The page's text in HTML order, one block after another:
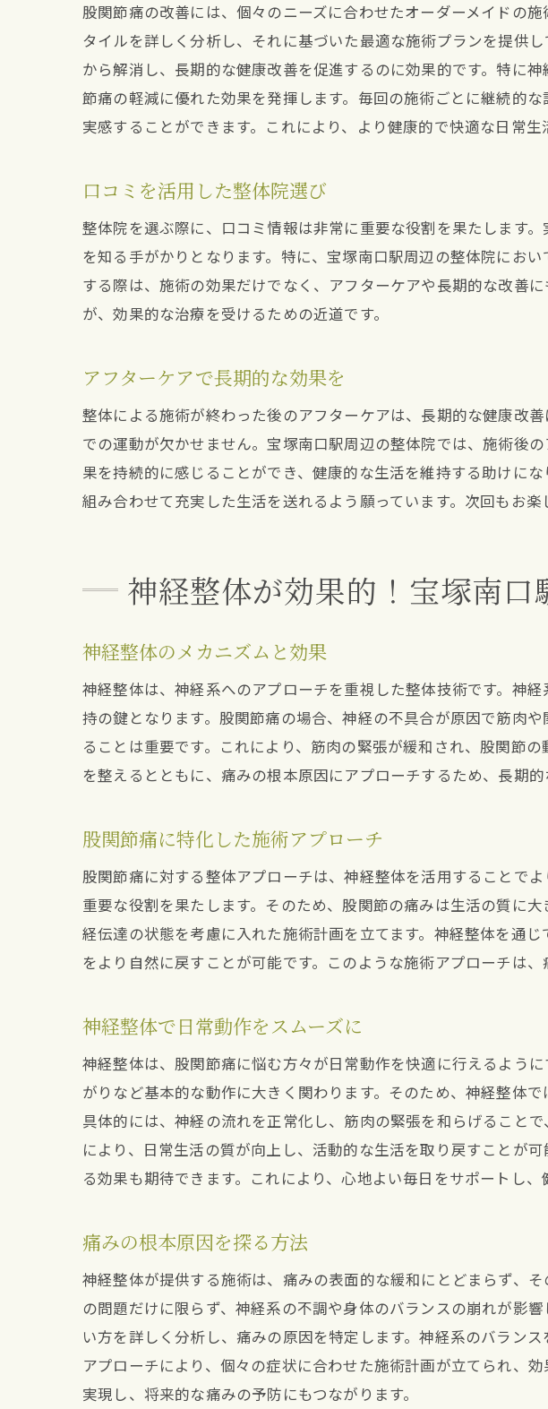
実際の体験談か
口コミで見る整
整体院選びの際
良い口コミと悪
整体院選びで確
股関節痛に特化
選ばれる整体院
神経整体の力宝塚南
神経整体で期待
神経整体の施術
痛みの緩和に向
施術者との信頼
長期的な痛み緩
整体と共に改善
セルフケアとプ
整体の施術と栄
股関節痛の改善には、個々のニーズに合わせたオーダーメイドの
タイルを詳しく分析し、それに基づいた最適な施術プランを提供
から解消し、長期的な健康改善を促進するのに効果的です。特に
節痛の軽減に優れた効果を発揮します。毎回の施術ごとに継続的
実感することができます。これにより、より健康的で快適な日常生
口コミを活用した整体院選び
整体院を選ぶ際に、口コミ情報は非常に重要な役割を果たします
を知る手がかりとなります。特に、宝塚南口駅周辺の整体院にお
する際は、施術の効果だけでなく、アフターケアや長期的な改善
が、効果的な治療を受けるための近道です。
アフターケアで長期的な効果を
整体による施術が終わった後のアフターケアは、長期的な健康改
での運動が欠かせません。宝塚南口駅周辺の整体院では、施術後
果を持続的に感じることができ、健康的な生活を維持する助けに
組み合わせて充実した生活を送れるよう願っています。次回もお楽
神経整体が効果的！宝塚南
神経整体のメカニズムと効果
神経整体は、神経系へのアプローチを重視した整体技術です。神
持の鍵となります。股関節痛の場合、神経の不具合が原因で筋肉
ることは重要です。これにより、筋肉の緊張が緩和され、股関節
を整えるとともに、痛みの根本原因にアプローチするため、長期
股関節痛に特化した施術アプローチ
股関節痛に対する整体アプローチは、神経整体を活用することで
重要な役割を果たします。そのため、股関節の痛みは生活の質に
経伝達の状態を考慮に入れた施術計画を立てます。神経整体を通
をより自然に戻すことが可能です。このような施術アプローチは
神経整体で日常動作をスムーズに
神経整体は、股関節痛に悩む方々が日常動作を快適に行えるよう
がりなど基本的な動作に大きく関わります。そのため、神経整体
具体的には、神経の流れを正常化し、筋肉の緊張を和らげること
により、日常生活の質が向上し、活動的な生活を取り戻すことが
る効果も期待できます。これにより、心地よい毎日をサポートし、
痛みの根本原因を探る方法
神経整体が提供する施術は、痛みの表面的な緩和にとどまらず、
の問題だけに限らず、神経系の不調や身体のバランスの崩れが影
い方を詳しく分析し、痛みの原因を特定します。神経系のバラン
アプローチにより、個々の症状に合わせた施術計画が立てられ、
実現し、将来的な痛みの予防にもつながります。